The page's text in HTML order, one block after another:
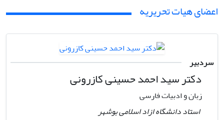
اعضای هیات تحریریه
سردبیر
دکتر سید احمد حسینی کازرونی
زبان و ادبیات فارسی
استاد دانشگاه ازاد اسلامی بوشهر